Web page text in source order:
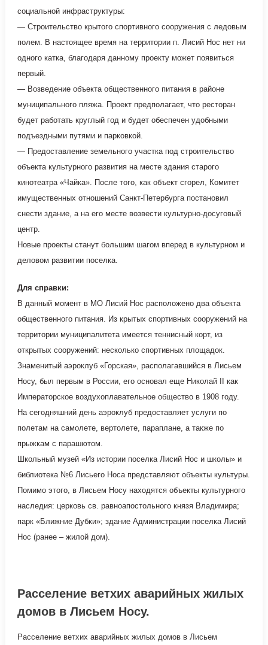
социальной инфраструктуры:
— Строительство крытого спортивного сооружения с ледовым
полем. В настоящее время на территории п. Лисий Нос нет ни
одного катка, благодаря данному проекту может появиться
первый.
— Возведение объекта общественного питания в районе
муниципального пляжа. Проект предполагает, что ресторан
будет работать круглый год и будет обеспечен удобными
подъездными путями и парковкой.
— Предоставление земельного участка под строительство
объекта культурного развития на месте здания старого
кинотеатра «Чайка». После того, как объект сгорел, Комитет
имущественных отношений Санкт-Петербурга постановил
снести здание, а на его месте возвести культурно-досуговый
центр.
Новые проекты станут большим шагом вперед в культурном и
деловом развитии поселка.
Для справки:
В данный момент в МО Лисий Нос расположено два объекта
общественного питания. Из крытых спортивных сооружений на
территории муниципалитета имеется теннисный корт, из
открытых сооружений: несколько спортивных площадок.
Знаменитый аэроклуб «Горская», располагавшийся в Лисьем
Носу, был первым в России, его основал еще Николай II как
Императорское воздухоплавательное общество в 1908 году.
На сегодняшний день аэроклуб предоставляет услуги по
полетам на самолете, вертолете, параплане, а также по
прыжкам с парашютом.
Школьный музей «Из истории поселка Лисий Нос и школы» и
библиотека №6 Лисьего Носа представляют объекты культуры.
Помимо этого, в Лисьем Носу находятся объекты культурного
наследия: церковь св. равноапостольного князя Владимира;
парк «Ближние Дубки»; здание Администрации поселка Лисий
Нос (ранее – жилой дом).
Расселение ветхих аварийных жилых
домов в Лисьем Носу.
Расселение ветхих аварийных жилых домов в Лисьем